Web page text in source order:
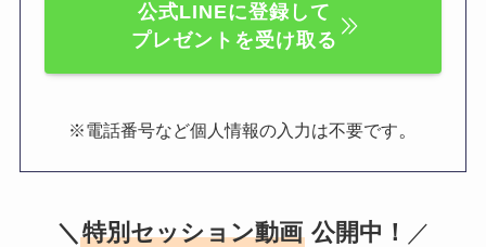
公式LINEに登録して
プレゼントを受け取る
※電話番号など個人情報の入力は不要です。
＼ 特別セッション動画公開中！ ／